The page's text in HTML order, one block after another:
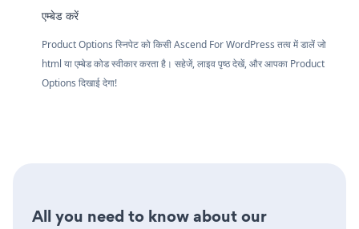
एम्बेड करें
Product Options स्निपेट को किसी Ascend For WordPress तत्व में डालें जो
html या एम्बेड कोड स्वीकार करता है। सहेजें, लाइव पृष्ठ देखें, और आपका Product
Options दिखाई देगा!
All you need to know about our